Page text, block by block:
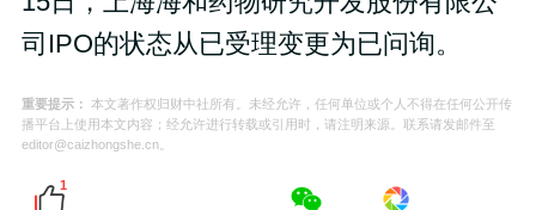
司IPO的状态从已受理变更为已问询。
重要提示： 本文著作权归财中社所有。未经允许，任何单位或个人不得在任何公开传
播平台上使用本文内容；经允许进行转载或引用时，请注明来源。联系请发邮件至
editor@caizhongshe.cn。
1